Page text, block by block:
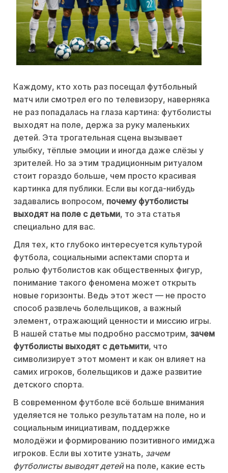
Каждому, кто хоть раз посещал футбольный
матч или смотрел его по телевизору, наверняка
не раз попадалась на глаза картина: футболисты
выходят на поле, держа за руку маленьких
детей. Эта трогательная сцена вызывает
улыбку, тёплые эмоции и иногда даже слёзы у
зрителей. Но за этим традиционным ритуалом
стоит гораздо больше, чем просто красивая
картинка для публики. Если вы когда-нибудь
задавались вопросом, почему футболисты
выходят на поле с детьми, то эта статья
специально для вас.
Для тех, кто глубоко интересуется культурой
футбола, социальными аспектами спорта и
ролью футболистов как общественных фигур,
понимание такого феномена может открыть
новые горизонты. Ведь этот жест — не просто
способ развлечь болельщиков, а важный
элемент, отражающий ценности и миссию игры.
В нашей статье мы подробно рассмотрим, зачем
футболисты выходят с детьмити, что
символизирует этот момент и как он влияет на
самих игроков, болельщиков и даже развитие
детского спорта.
В современном футболе всё больше внимания
уделяется не только результатам на поле, но и
социальным инициативам, поддержке
молодёжи и формированию позитивного имиджа
игроков. Если вы хотите узнать, зачем
футболисты выводят детейна поле, какие есть